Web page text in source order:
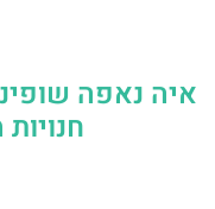
איה נאפה